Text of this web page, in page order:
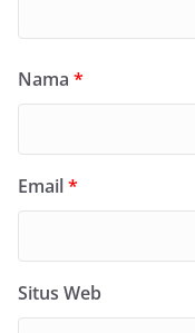
Nama *
Email*
Situs Web